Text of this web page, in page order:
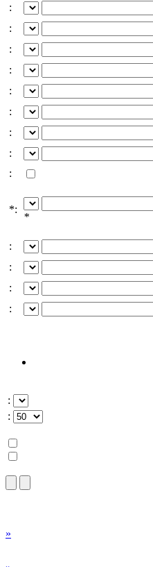
:
:
:
:
:
:
:
:
:
*:
*
:
:
:
:
:
:
»